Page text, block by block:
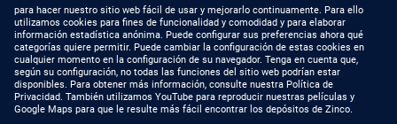
NOVEDADES
Blog
CONTACTAR CON
NOSOTROS
Contáctenos
para hacer nuestro sitio web fácil de usar y mejorarlo continuamente. Para ello
utilizamos cookies para fines de funcionalidad y comodidad y para elaborar
información estadística anónima. Puede configurar sus preferencias ahora qué
categorías quiere permitir. Puede cambiar la configuración de estas cookies en
cualquier momento en la configuración de su navegador. Tenga en cuenta que,
según su configuración, no todas las funciones del sitio web podrían estar
disponibles. Para obtener más información, consulte nuestra Política de
Privacidad. También utilizamos YouTube para reproducir nuestras películas y
Google Maps para que le resulte más fácil encontrar los depósitos de Zinco.